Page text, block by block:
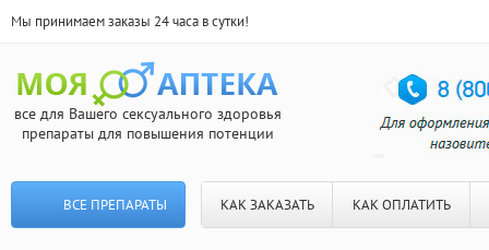
Мы принимаем заказы 24 часа в сутки!
все для Вашего сексуального здоровья
препараты для повышения потенции
ВСЕ ПРЕПАРАТЫ КАК ЗАКАЗАТЬ КАК ОПЛАТИТЬ